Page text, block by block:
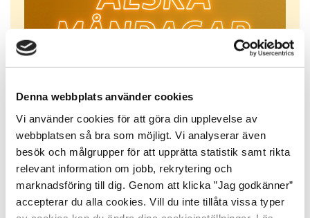
Denna webbplats använder cookies
Vi använder cookies för att göra din upplevelse av
webbplatsen så bra som möjligt. Vi analyserar även
besök och målgrupper för att upprätta statistik samt rikta
relevant information om jobb, rekrytering och
marknadsföring till dig. Genom att klicka ”Jag godkänner”
accepterar du alla cookies. Vill du inte tillåta vissa typer